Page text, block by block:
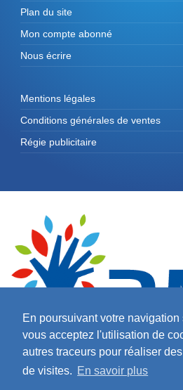
En poursuivant votre navigation
vous acceptez l'utilisation de
autres traceurs pour réaliser
de visites. En savoir plus
Plan du site
Mon compte abonné
Nous écrire
Mentions légales
Conditions générales de ventes
Régie publicitaire